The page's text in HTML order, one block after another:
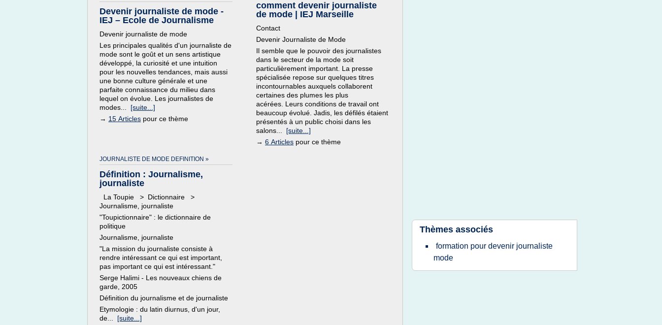
Devenir journaliste de mode -
IEJ – Ecole de Journalisme
Devenir journaliste de mode
Les principales qualités d'un journaliste de
mode sont le goût et un sens artistique
développé, la curiosité et une intuition
pour les nouvelles tendances, mais aussi
une bonne culture générale et une
parfaite connaissance du milieu dans
lequel on évolue. Les journalistes de
modes... [suite...]
→ 15 Articles pour ce thème
comment devenir journaliste
de mode | IEJ Marseille
Contact
Devenir Journaliste de Mode
Il semble que le pouvoir des journalistes
dans le secteur de la mode soit
particulièrement important. La presse
spécialisée repose sur quelques titres
incontournables auxquels collaborent
certaines des plumes les plus
acérées. Leurs conditions de travail ont
beaucoup évolué. Jadis, les défilés étaient
présentés à un public choisi dans les
salons... [suite...]
→ 6 Articles pour ce thème
JOURNALISTE DE MODE DEFINITION »
Définition : Journalisme,
journaliste
La Toupie > Dictionnaire >
Journalisme, journaliste
"Toupictionnaire" : le dictionnaire de
politique
Journalisme, journaliste
"La mission du journaliste consiste à
rendre intéressant ce qui est important,
pas important ce qui est intéressant."
Serge Halimi - Les nouveaux chiens de
garde, 2005
Définition du journalisme et de journaliste
Etymologie : du latin diurnus, d'un jour,
de... [suite...]
Thèmes associés
formation pour devenir journaliste
mode